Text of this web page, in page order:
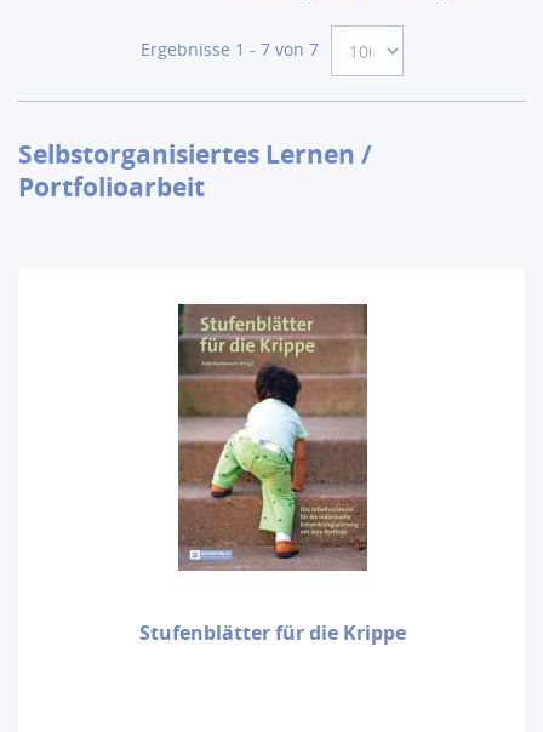
Ergebnisse 1 - 7 von 7
Selbstorganisiertes Lernen /
Portfolioarbeit
Stufenblätter für die Krippe